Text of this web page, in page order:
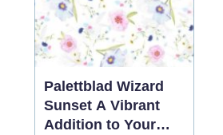
Palettblad Wizard
Sunset A Vibrant
Addition to Your